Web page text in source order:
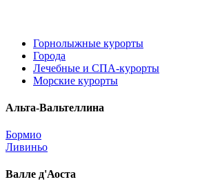
Горнолыжные курорты
Города
Лечебные и СПА-курорты
Морские курорты
Альта-Вальтеллина
Бормио
Ливиньо
Валле д'Аоста